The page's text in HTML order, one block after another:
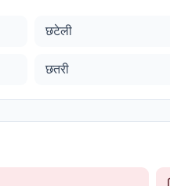
छटेली
छतरी